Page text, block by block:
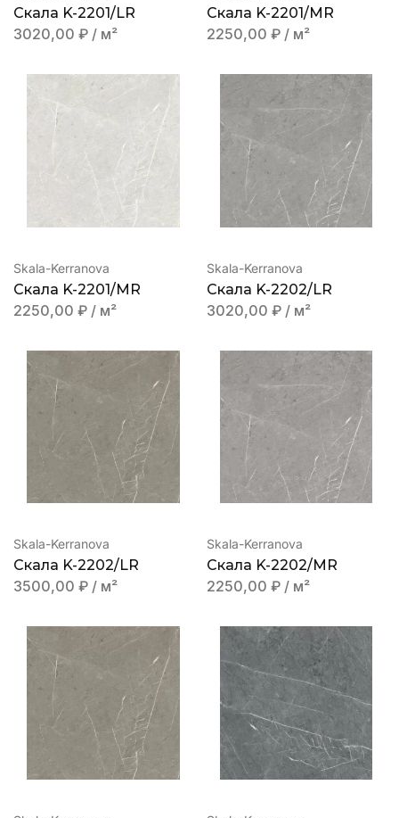
Скала K-2201/LR
3020,00 ₽ / м²
Скала K-2201/MR
2250,00 ₽ / м²
Skala-Kerranova
Скала K-2201/MR
2250,00 ₽ / м²
Skala-Kerranova
Скала K-2202/LR
3020,00 ₽ / м²
Skala-Kerranova
Скала K-2202/LR
3500,00 ₽ / м²
Skala-Kerranova
Скала K-2202/MR
2250,00 ₽ / м²